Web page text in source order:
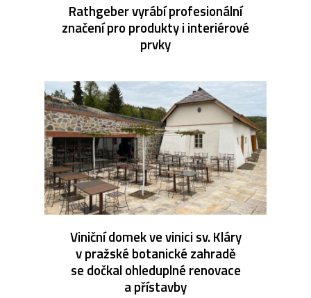
Rathgeber vyrábí profesionální
značení pro produkty i interiérové
prvky
Viniční domek ve vinici sv. Kláry
v pražské botanické zahradě
se dočkal ohleduplné renovace
a přístavby